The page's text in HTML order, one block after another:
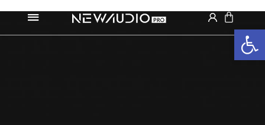
פתח סרגל נגישות